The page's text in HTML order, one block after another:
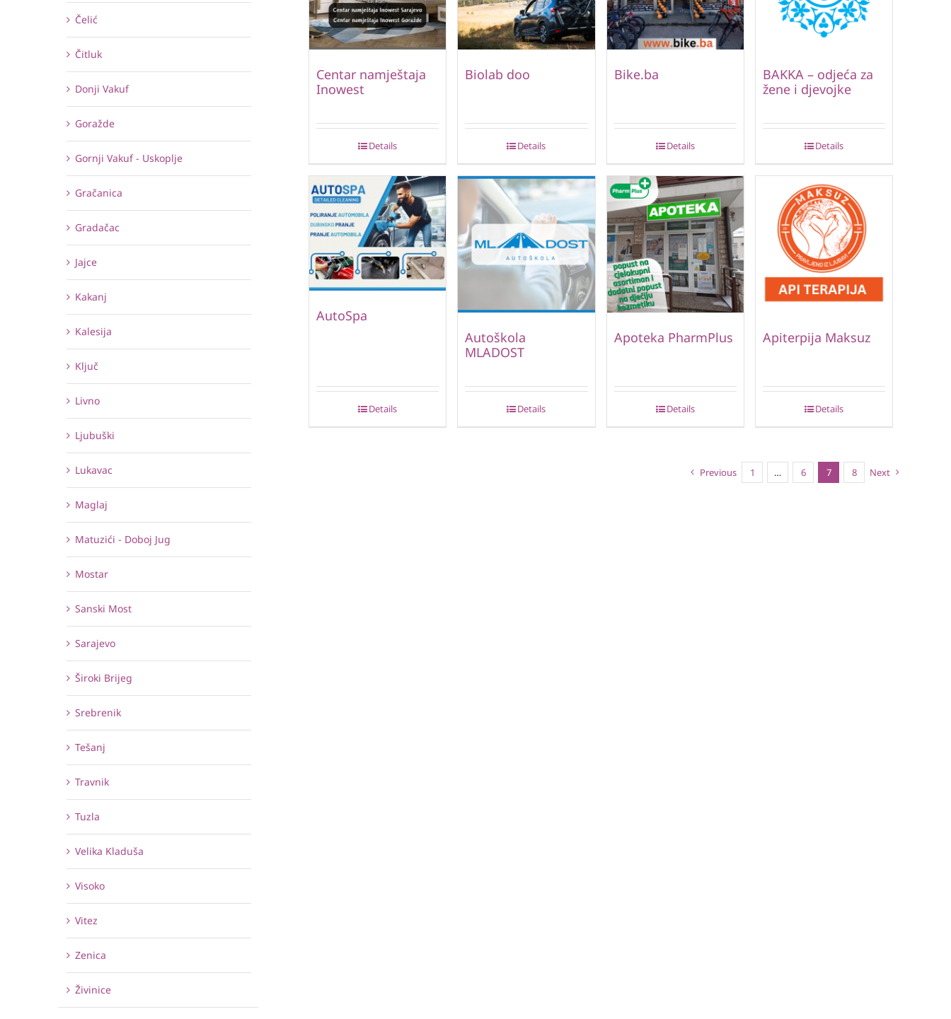
Centar namještaja
Inowest
Details
Biolab doo
Details
Bike.ba
Details
BAKKA – odjeća za
žene i djevojke
Details
AutoSpa
Details
Autoškola
MLADOST
Details
Apoteka PharmPlus
Details
Apiterpija Maksuz
Details
Previous 1 … 6 7 8 Next
Čelić
Čitluk
Donji Vakuf
Goražde
Gornji Vakuf - Uskoplje
Gračanica
Gradačac
Jajce
Kakanj
Kalesija
Ključ
Livno
Ljubuški
Lukavac
Maglaj
Matuzići - Doboj Jug
Mostar
Sanski Most
Sarajevo
Široki Brijeg
Srebrenik
Tešanj
Travnik
Tuzla
Velika Kladuša
Visoko
Vitez
Zenica
Živinice